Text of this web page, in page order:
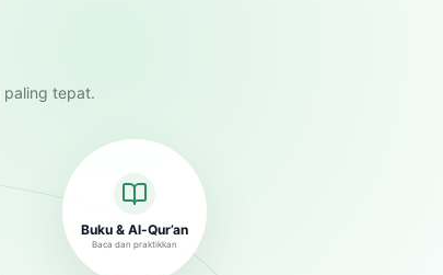
paling tepat.
Buku & Al-Qur’an
Baca dan praktikkan